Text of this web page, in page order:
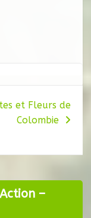
et Fleurs de
Colombie
–